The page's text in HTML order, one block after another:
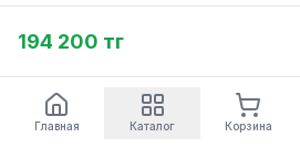
194 200 тг
Главная Каталог Корзина